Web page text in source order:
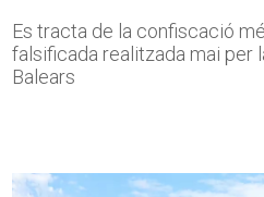
Es tracta de la confiscació
falsificada realitzada mai per
Balears